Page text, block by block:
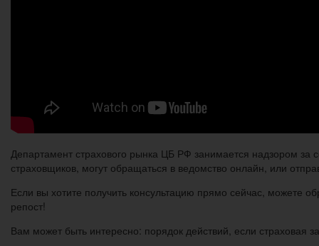
Департамент страхового рынка ЦБ РФ занимается надзором за
страховщиков, могут обращаться в ведомство онлайн, или
Если вы хотите получить консультацию прямо сейчас, можете
репост!
Вам может быть интересно: порядок действий, если страховая